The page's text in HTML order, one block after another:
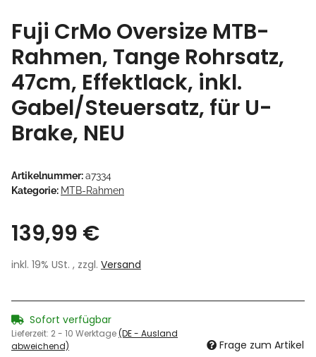
Fuji CrMo Oversize MTB-
Rahmen, Tange Rohrsatz,
47cm, Effektlack, inkl.
Gabel/Steuersatz, für U-
Brake, NEU
Artikelnummer:a7334
Kategorie: MTB-Rahmen
139,99 €
inkl. 19% USt. , zzgl. Versand
Sofort verfügbar
Lieferzeit: 2 - 10 Werktage(DE - Ausland
abweichend)
Frage zum Artikel